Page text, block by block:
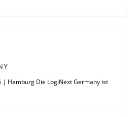
| Hamburg Die LogiNext Germany ist